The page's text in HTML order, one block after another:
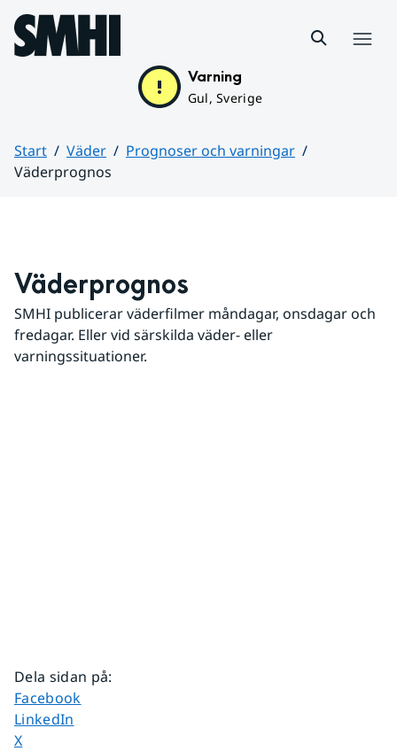
Hoppa till sidans innehåll
Varning
Gul, Sverige
Start Väder
Prognoser och varningar
Väderprognos
Väderprognos
SMHI publicerar väderfilmer måndagar, onsdagar och
fredagar. Eller vid särskilda väder- eller
varningssituationer.
Dela sidan på:
Dela sidan på
Facebook
Dela sidan på
LinkedIn
Dela sidan på
X